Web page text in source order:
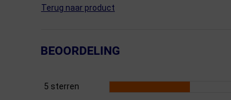
Fietselektronica
Sportvoeding en Verzorging
Fietstassen & Rugzakken
Terug naar product
BEOORDELING
5 sterren